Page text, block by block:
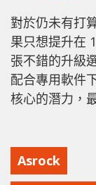
對於仍未有打
果只想提升在
張不錯的升級
配合專用軟件
核心的潛力，
Asrock